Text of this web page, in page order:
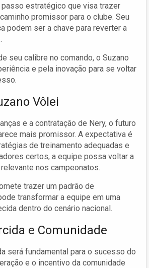
passo estratégico que visa trazer
promissor para o clube. Seu
podem ser a chave para reverter a
seu calibre no comando, o Suzano
e pela inovação para se voltar
Vôlei
e a contratação de Nery, o futuro
mais promissor. A expectativa é
de treinamento adequadas e
certos, a equipe possa voltar a
nos campeonatos.
trazer um padrão de
transformar a equipe em uma
dentro do cenário nacional.
e Comunidade
será fundamental para o sucesso do
e o incentivo da comunidade